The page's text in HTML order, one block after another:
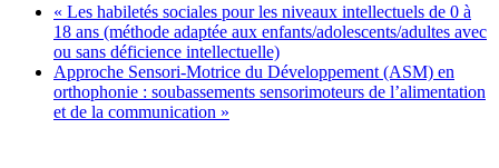
« Les habiletés sociales pour les niveaux intellectuels de 0 à
18 ans (méthode adaptée aux enfants/adolescents/adultes avec
ou sans déficience intellectuelle)
Approche Sensori-Motrice du Développement (ASM) en
orthophonie : soubassements sensorimoteurs de l’alimentation
et de la communication »